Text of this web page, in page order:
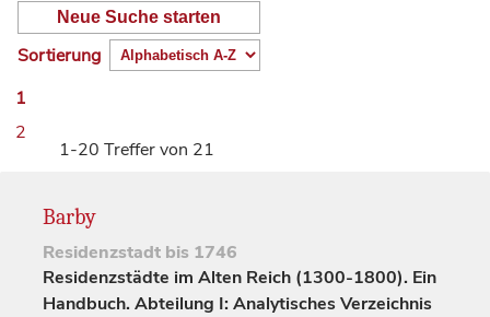
Neue Suche starten
Sortierung
1
2
1-20 Treffer von 21
Barby
Residenzstadt bis 1746
Residenzstädte im Alten Reich (1300-1800). Ein
Handbuch. Abteilung I: Analytisches Verzeichnis